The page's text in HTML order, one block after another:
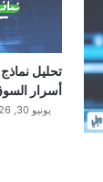
تحليل
أسرار
يونيو 30, 2026